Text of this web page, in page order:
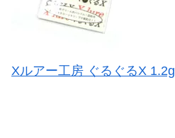
Xルアー工房 ぐるぐるX 1.2g